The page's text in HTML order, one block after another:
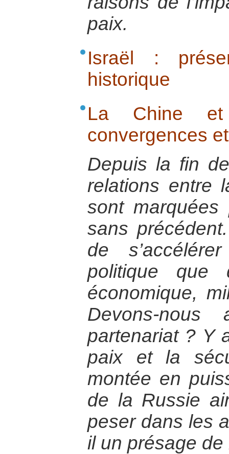
paix.
Israël :
historique
La Chine
convergences
Depuis la fin
relations entre
sont marquées
sans
de
politique que
économique,
Devons-
partenariat ? Y
paix et la
montée en
de la Russie
peser dans les
il un présage